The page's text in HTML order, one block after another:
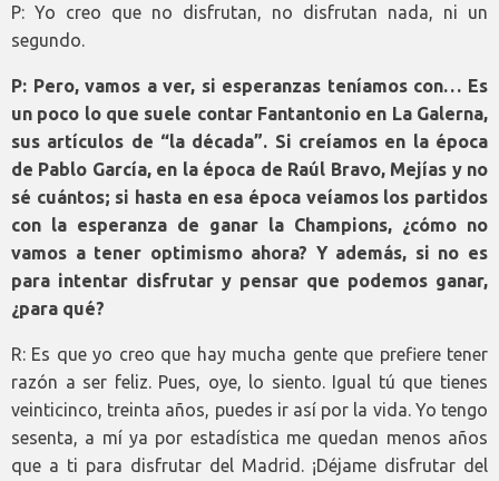
P: Yo creo que no disfrutan, no disfrutan nada, ni un
segundo.
P: Pero, vamos a ver, si esperanzas teníamos con… Es
un poco lo que suele contar Fantantonio en La Galerna,
sus artículos de “la década”. Si creíamos en la época
de Pablo García, en la época de Raúl Bravo, Mejías y no
sé cuántos; si hasta en esa época veíamos los partidos
con la esperanza de ganar la Champions, ¿cómo no
vamos a tener optimismo ahora? Y además, si no es
para intentar disfrutar y pensar que podemos ganar,
¿para qué?
R: Es que yo creo que hay mucha gente que prefiere tener
razón a ser feliz. Pues, oye, lo siento. Igual tú que tienes
veinticinco, treinta años, puedes ir así por la vida. Yo tengo
sesenta, a mí ya por estadística me quedan menos años
que a ti para disfrutar del Madrid. ¡Déjame disfrutar del